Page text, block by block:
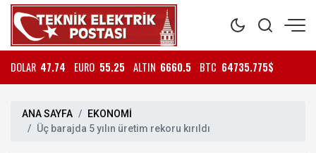
DOLAR 47.74 EURO 55.25 ALTIN 6660.5 BTC 64735.775$
ANA SAYFA
EKONOMİ
Üç barajda 5 yılın üretim rekoru kırıldı